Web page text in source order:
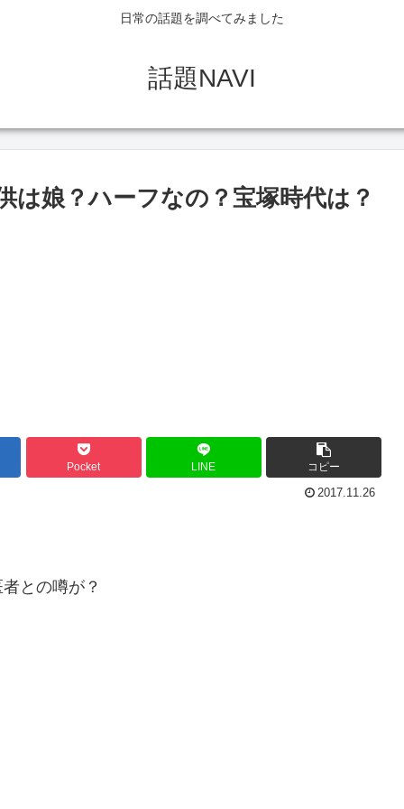
日常の話題を調べてみました
話題NAVI
は娘？ハーフなの？宝塚時代は？
Pocket LINE コピー
2017.11.26
との噂が？